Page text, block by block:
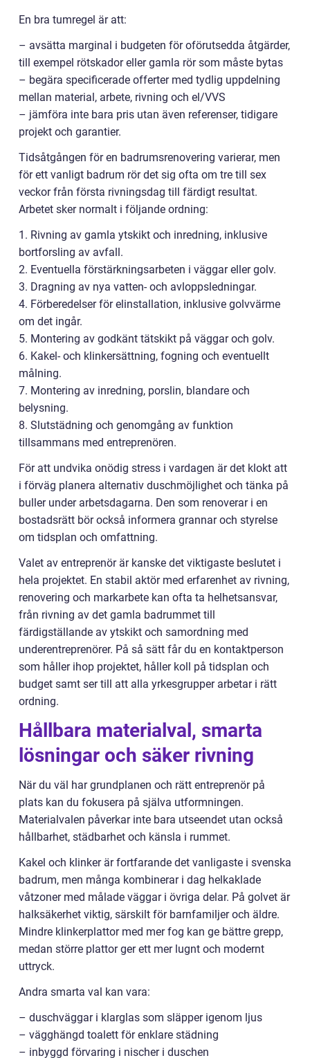
En bra tumregel är att:
– avsätta marginal i budgeten för oförutsedda åtgärder,
till exempel rötskador eller gamla rör som måste bytas
– begära specificerade offerter med tydlig uppdelning
mellan material, arbete, rivning och el/VVS
– jämföra inte bara pris utan även referenser, tidigare
projekt och garantier.
Tidsåtgången för en badrumsrenovering varierar, men
för ett vanligt badrum rör det sig ofta om tre till sex
veckor från första rivningsdag till färdigt resultat.
Arbetet sker normalt i följande ordning:
1. Rivning av gamla ytskikt och inredning, inklusive
bortforsling av avfall.
2. Eventuella förstärkningsarbeten i väggar eller golv.
3. Dragning av nya vatten- och avloppsledningar.
4. Förberedelser för elinstallation, inklusive golvvärme
om det ingår.
5. Montering av godkänt tätskikt på väggar och golv.
6. Kakel- och klinkersättning, fogning och eventuellt
målning.
7. Montering av inredning, porslin, blandare och
belysning.
8. Slutstädning och genomgång av funktion
tillsammans med entreprenören.
För att undvika onödig stress i vardagen är det klokt att
i förväg planera alternativ duschmöjlighet och tänka på
buller under arbetsdagarna. Den som renoverar i en
bostadsrätt bör också informera grannar och styrelse
om tidsplan och omfattning.
Valet av entreprenör är kanske det viktigaste beslutet i
hela projektet. En stabil aktör med erfarenhet av rivning,
renovering och markarbete kan ofta ta helhetsansvar,
från rivning av det gamla badrummet till
färdigställande av ytskikt och samordning med
underentreprenörer. På så sätt får du en kontaktperson
som håller ihop projektet, håller koll på tidsplan och
budget samt ser till att alla yrkesgrupper arbetar i rätt
ordning.
Hållbara materialval, smarta
lösningar och säker rivning
När du väl har grundplanen och rätt entreprenör på
plats kan du fokusera på själva utformningen.
Materialvalen påverkar inte bara utseendet utan också
hållbarhet, städbarhet och känsla i rummet.
Kakel och klinker är fortfarande det vanligaste i svenska
badrum, men många kombinerar i dag helkaklade
våtzoner med målade väggar i övriga delar. På golvet är
halksäkerhet viktig, särskilt för barnfamiljer och äldre.
Mindre klinkerplattor med mer fog kan ge bättre grepp,
medan större plattor ger ett mer lugnt och modernt
uttryck.
Andra smarta val kan vara:
– duschväggar i klarglas som släpper igenom ljus
– vägghängd toalett för enklare städning
– inbyggd förvaring i nischer i duschen